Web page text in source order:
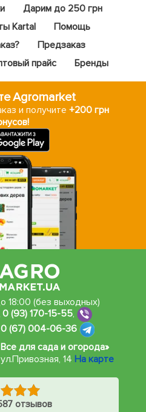
Дарим до 250 грн
Kartal
Помощь
Предзаказ
прайс Бренды
Agromarket
и получите +200 грн
18:00 (без выходных)
0 (93) 170-15-55,
0 (67) 004-06-36
для сада и огорода»
ул.Привозная, 14 На карте
отзывов